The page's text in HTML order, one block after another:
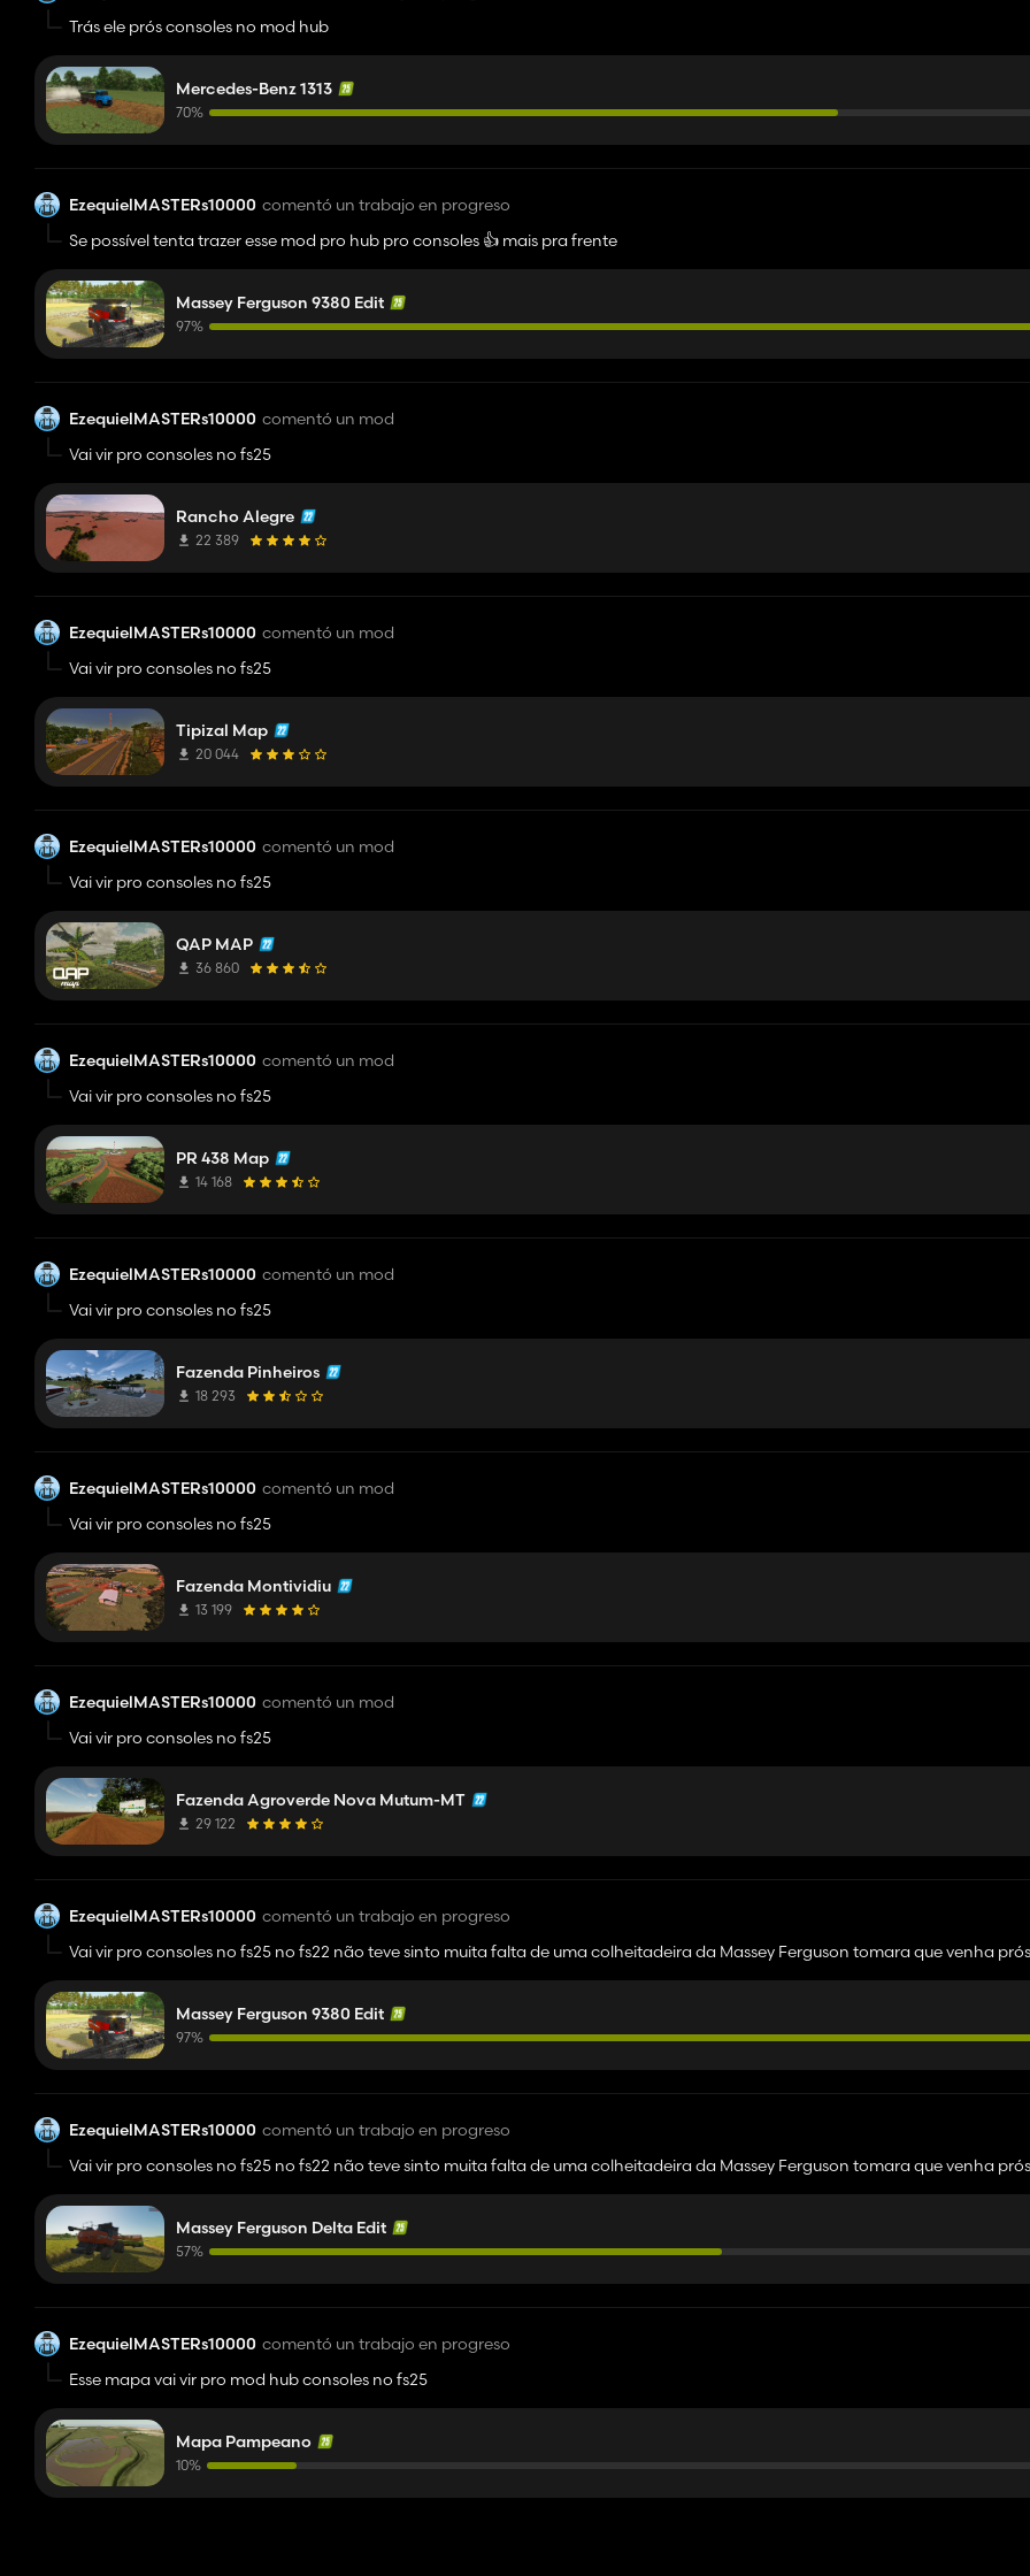
Trás ele prós consoles no mod hub
Mercedes-Benz 1313
70%
EzequielMASTERs10000 comentó un trabajo en progreso
Se possível tenta trazer esse mod pro hub pro consoles 👍 mais pra frente
Massey Ferguson 9380 Edit
97%
EzequielMASTERs10000 comentó un mod
Vai vir pro consoles no fs25
Rancho Alegre
22 389
EzequielMASTERs10000 comentó un mod
Vai vir pro consoles no fs25
Tipizal Map
20 044
EzequielMASTERs10000 comentó un mod
Vai vir pro consoles no fs25
QAP MAP
36 860
EzequielMASTERs10000 comentó un mod
Vai vir pro consoles no fs25
PR 438 Map
14 168
EzequielMASTERs10000 comentó un mod
Vai vir pro consoles no fs25
Fazenda Pinheiros
18 293
EzequielMASTERs10000 comentó un mod
Vai vir pro consoles no fs25
Fazenda Montividiu
13 199
EzequielMASTERs10000 comentó un mod
Vai vir pro consoles no fs25
Fazenda Agroverde Nova Mutum-MT
29 122
EzequielMASTERs10000 comentó un trabajo en progreso
Vai vir pro consoles no fs25 no fs22 não teve sinto muita falta de uma colheitadeira da Massey Ferguson tomara que venha
Massey Ferguson 9380 Edit
97%
EzequielMASTERs10000 comentó un trabajo en progreso
Vai vir pro consoles no fs25 no fs22 não teve sinto muita falta de uma colheitadeira da Massey Ferguson tomara que venha
Massey Ferguson Delta Edit
57%
EzequielMASTERs10000 comentó un trabajo en progreso
Esse mapa vai vir pro mod hub consoles no fs25
Mapa Pampeano
10%